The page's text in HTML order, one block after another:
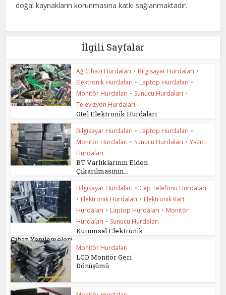
doğal kaynakların korunmasına katkı sağlanmaktadır.
İlgili Sayfalar
Ağ Cihazı Hurdaları • Bilgisayar Hurdaları •
Elektronik Hurdaları • Laptop Hurdaları •
Monitör Hurdaları • Sunucu Hurdaları •
Televizyon Hurdaları
Otel Elektronik Hurdaları
Bilgisayar Hurdaları • Laptop Hurdaları •
Monitör Hurdaları • Sunucu Hurdaları • Yazıcı
Hurdaları
BT Varlıklarının Elden
Çıkarılmasının...
Bilgisayar Hurdaları • Cep Telefonu Hurdaları
• Elektronik Hurdaları • Elektronik Kart
Hurdaları • Laptop Hurdaları • Monitör
Hurdaları • Sunucu Hurdaları
Kurumsal Elektronik
Cihaz Yenilemeleri
Monitör Hurdaları
LCD Monitör Geri
Dönüşümü